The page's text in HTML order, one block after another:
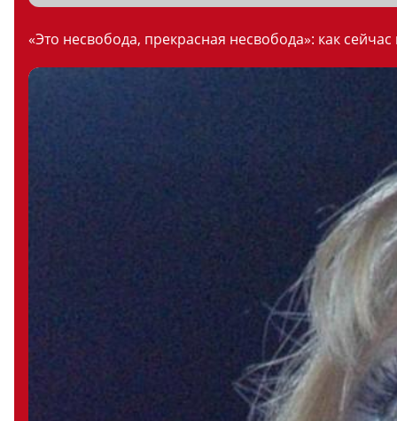
«Это несвобода, прекрасная несвобода»: как